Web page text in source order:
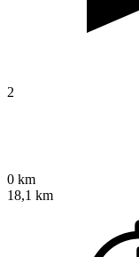
2
0 km
18,1 km